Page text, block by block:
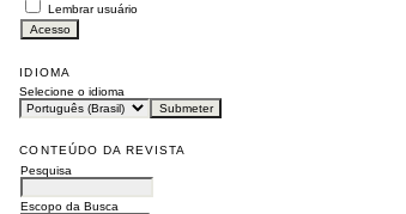
Lembrar usuário
IDIOMA
Selecione o idioma
CONTEÚDO DA REVISTA
Pesquisa
Escopo da Busca